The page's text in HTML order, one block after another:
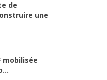
de
une
mobilisée